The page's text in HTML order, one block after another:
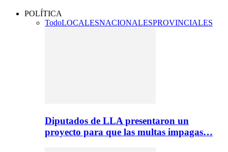
POLÍTICA
TodoLOCALESNACIONALESPROVINCIALES
Diputados de LLA presentaron un
proyecto para que las multas impagas…